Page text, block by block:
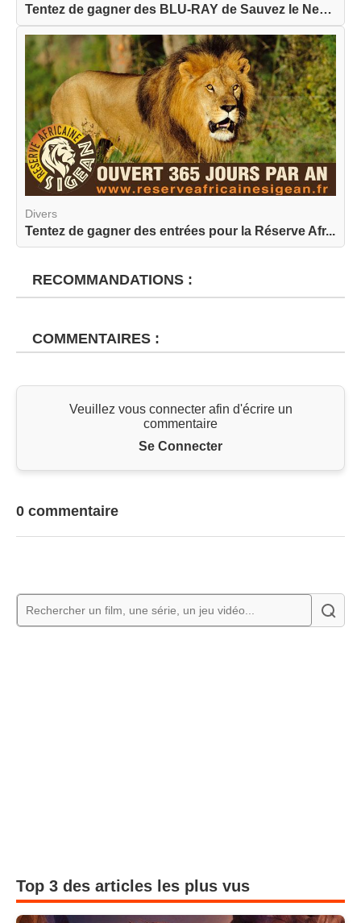
Tentez de gagner des BLU-RAY de Sauvez le Neptun...
Divers
Tentez de gagner des entrées pour la Réserve Afr...
RECOMMANDATIONS :
COMMENTAIRES :
Veuillez vous connecter afin d'écrire un
commentaire
Se Connecter
0 commentaire
Top 3 des articles les plus vus